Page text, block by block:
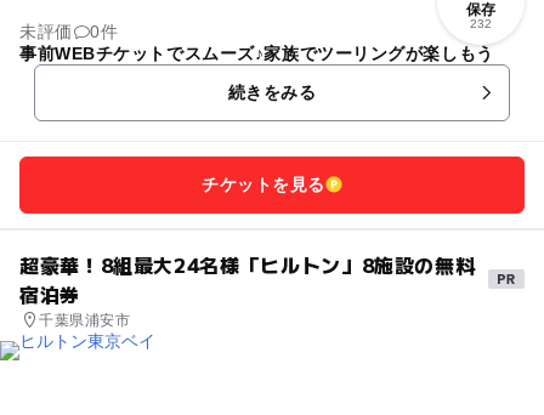
保存
232
未評価
0件
事前WEBチケットでスムーズ♪家族でツーリングが楽しもう
続きをみる
チケットを見る
超豪華！8組最大24名様「ヒルトン」8施設の無料
宿泊券
千葉県浦安市